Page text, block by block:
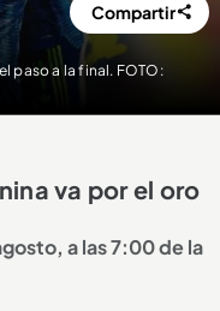
paso a la final. FOTO:
Compartir
va por el oro
a las 7:00 de la